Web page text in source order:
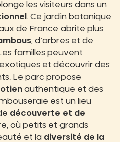
les visiteurs dans un
. Ce jardin botanique
de France abrite plus
, d’arbres et de
familles peuvent
et découvrir des
Le parc propose
authentique et des
est un lieu
découverte et de
où petits et grands
et la diversité de la